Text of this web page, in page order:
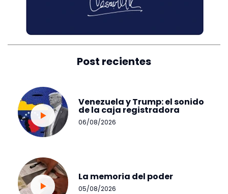
Post recientes
Venezuela y Trump: el sonido
de la caja registradora
06/08/2026
La memoria del poder
05/08/2026